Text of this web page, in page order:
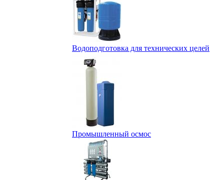
Водоподготовка для технических целей
Промышленный осмос